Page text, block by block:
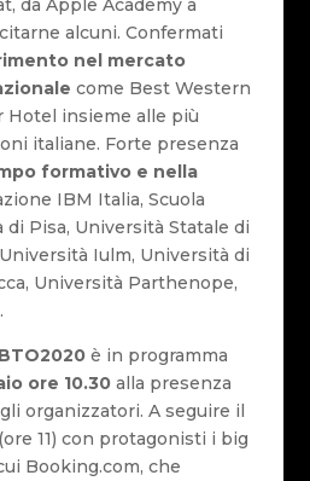
alcuni. Confermati
nel mercato
come Best Western
Hotel insieme alle più
italiane. Forte presenza
formativo e nella
IBM Italia, Scuola
di Pisa, Università Statale di
Iulm, Università di
Università Parthenope,
è in programma
ore 10.30 alla presenza
organizzatori. A seguire il
11) con protagonisti i big
Booking.com, che